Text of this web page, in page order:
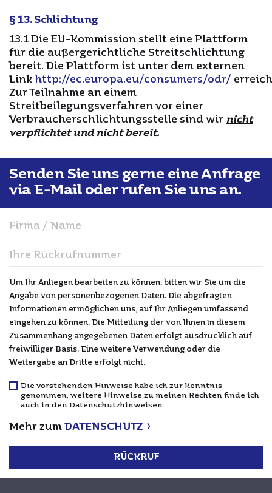
§ 13. Schlichtung
13.1 Die EU-Kommission stellt eine Plattform
für die außergerichtliche Streitschlichtung
bereit. Die Plattform ist unter dem externen
Link http://ec.europa.eu/consumers/odr/
Zur Teilnahme an einem
Streitbeilegungsverfahren vor einer
Verbraucherschlichtungsstelle sind wir nicht
verpflichtet und nicht bereit.
Senden Sie uns gerne eine Anfrage
via E-Mail oder rufen Sie uns an.
Um Ihr Anliegen bearbeiten zu können, bitten wir Sie um die
Angabe von personenbezogenen Daten. Die abgefragten
Informationen ermöglichen uns, auf Ihr Anliegen umfassend
eingehen zu können. Die Mitteilung der von Ihnen in diesem
Zusammenhang angegebenen Daten erfolgt ausdrücklich auf
freiwilliger Basis. Eine weitere Verwendung oder die
Weitergabe an Dritte erfolgt nicht.
Die vorstehenden Hinweise habe ich zur Kenntnis
genommen, weitere Hinweise zu meinen Rechten finde ich
auch in den Datenschutzhinweisen.
Mehr zum DATENSCHUTZ